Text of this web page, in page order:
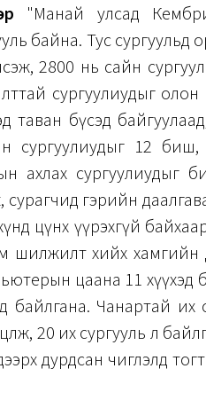
"Манай улсад
байна. Тус сургуульд
2800 нь сайн
сургуулиудыг
таван бүсэд
сургуулиудыг 12
ахлах сургуулиудыг
сурагчид гэрийн
цүнх үүрэхгүй
шилжилт хийх
цаана 11
байлгана. Чанартай их
20 их сургууль л
дурдсан чиглэлд